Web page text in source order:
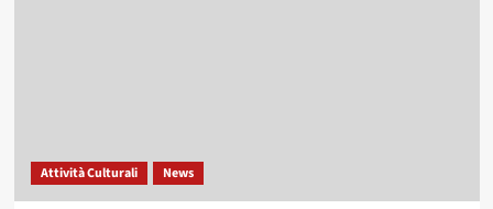
Attività Culturali News